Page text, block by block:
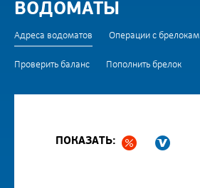
ВОДОМАТЫ
Адреса водоматов Операции с
Проверить баланс Пополнить брелок
ПОКАЗАТЬ: